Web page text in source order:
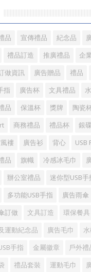
很喜歡吃，價格也不貴，而
個月餅加上包裝價格要幾百
失去了禮品本身的...
品 宣傳禮品 紀念品
禮品訂造 推廣禮品 企
做資訊 廣告贈品 禮品
指 廣告杯 文具禮品
品 保溫杯 獎牌 陶瓷
商務禮品 禮品杯 銀碟
褸 廣告衫 背心 USB
品 旗幟 冷感冰毛巾
辦公室禮品 迷你型USB手
多功能USB手指 廣告雨傘
訂做 文具訂造 環保餐具
運動紀念品 廣告毛巾
手指 金屬徽章 戶外禮
禮品套裝 運動毛巾